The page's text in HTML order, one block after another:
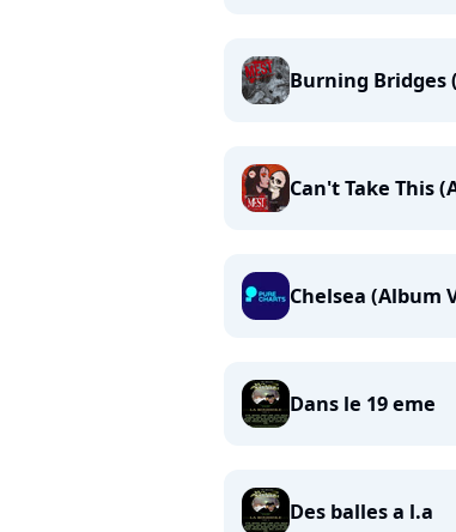
Burning Bridges
Can't Take This
Chelsea (Album
Dans le 19 eme
Des balles a l.a